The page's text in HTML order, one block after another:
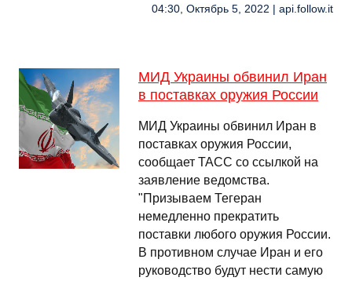
04:30, Октябрь 5, 2022 | api.follow.it
МИД Украины обвинил Иран
в поставках оружия России
МИД Украины обвинил Иран в
поставках оружия России,
сообщает ТАСС со ссылкой на
заявление ведомства.
"Призываем Тегеран
немедленно прекратить
поставки любого оружия России.
В противном случае Иран и его
руководство будут нести самую